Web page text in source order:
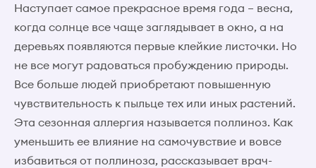
Наступает самое прекрасное время года – весна,
когда солнце все чаще заглядывает в окно, а на
деревьях появляются первые клейкие листочки. Но
не все могут радоваться пробуждению природы.
Все больше людей приобретают повышенную
чувствительность к пыльце тех или иных растений.
Эта сезонная аллергия называется поллиноз. Как
уменьшить ее влияние на самочувствие и вовсе
избавиться от поллиноза, рассказывает врач-